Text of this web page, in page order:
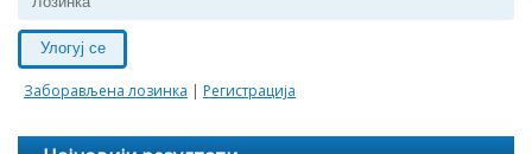
Улогуј се
Заборављена лозинка | Регистрација